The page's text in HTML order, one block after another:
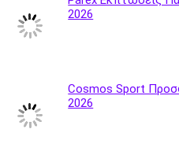
2026
Cosmos Sport
2026